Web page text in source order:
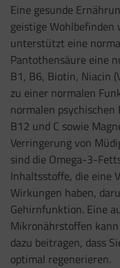
Eine gesunde
geistige Wohlbefinden
unterstützt eine
Pantothensäure eine
B1, B6, Biotin, Niacin
zu einer normalen
normalen
B12 und C sowie
Verringerung von
sind die Omega-3-
Inhaltsstoffe, die eine
Wirkungen haben,
Gehirnfunktion. Eine
Mikronährstoffen
dazu beitragen, dass
optimal regenerieren.